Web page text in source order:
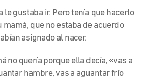
le gustaba ir. Pero tenía que hacerlo
mamá, que no estaba de acuerdo
asignado al nacer.
no quería porque ella decía, «vas a
hambre, vas a aguantar frío